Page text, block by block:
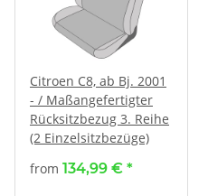
Citroen C8, ab Bj. 2001
- / Maßangefertigter
Rücksitzbezug 3. Reihe
(2 Einzelsitzbezüge)
from 134,99 € *